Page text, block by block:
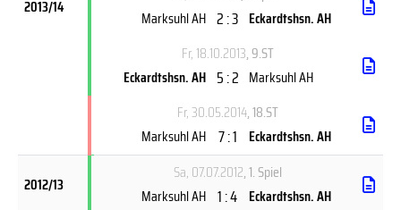
2013/14
Marksuhl AH 2 : 3 Eckardtshsn. AH
Fr, 18.10.2013, 9.ST
Eckardtshsn. AH 5 : 2 Marksuhl AH
Fr, 30.05.2014, 18.ST
Marksuhl AH 7 : 1 Eckardtshsn. AH
2012/13
Sa, 07.07.2012, 1. Spiel
Marksuhl AH 1 : 4 Eckardtshsn. AH